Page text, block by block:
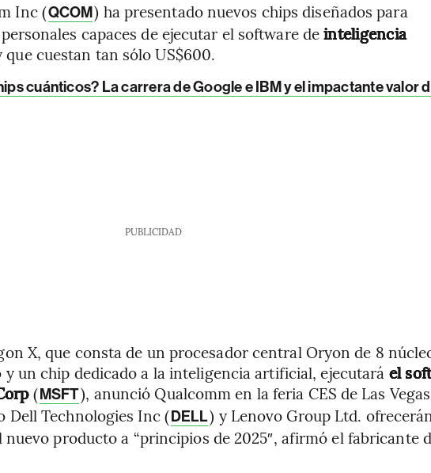
Inc (QCOM) ha presentado nuevos chips diseñados para
capaces de ejecutar el software deinteligencia
cuestan tan sólo US$600.
cuánticos? La carrera de Google e IBM y el impactante valor
PUBLICIDAD
X, que consta de un procesador central Oryon de 8
un chip dedicado a la inteligencia artificial, ejecutará el
(MSFT), anunció Qualcomm en la feria CES de Las
Dell Technologies Inc (DELL) y Lenovo Group Ltd. ofrecerán
producto a “principios de 2025″, afirmó el fabricante